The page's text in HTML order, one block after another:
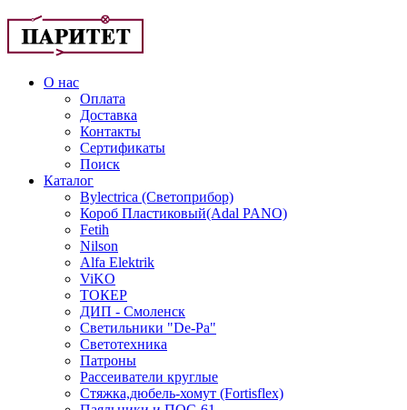
О нас
Оплата
Доставка
Контакты
Сертификаты
Поиск
Каталог
Bylectrica (Светоприбор)
Короб Пластиковый(Adal PANO)
Fetih
Nilson
Alfa Elektrik
ViKO
ТОКЕР
ДИП - Смоленск
Светильники "De-Pa"
Светотехника
Патроны
Рассеиватели круглые
Стяжка,дюбель-хомут (Fortisflex)